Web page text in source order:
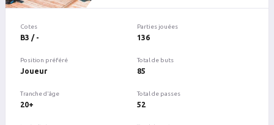
Cotes
B3 / -
Position préféré
Joueur
Tranche d'âge
20+
Parties jouées
136
Total de buts
85
Total de passes
52